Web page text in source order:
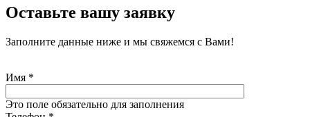
Оставьте вашу заявку
Заполните данные ниже и мы свяжемся с Вами!
Имя *
Это поле обязательно для заполнения